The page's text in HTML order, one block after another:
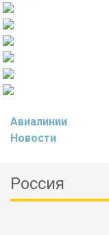
Авиалинии
Новости
Россия